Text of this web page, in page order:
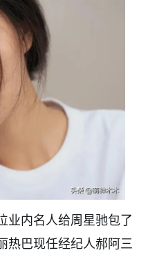
业内名人给周星驰包了
热巴现任经纪人郝阿三